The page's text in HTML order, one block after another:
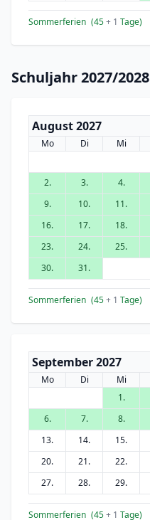
Sommerferien (45+ 1 Tage)
Schuljahr 2027/2028
August 2027
Mo Di Mi
2.
3. 4.
9.
10. 11.
16.
17. 18.
23.
24. 25.
30.
31.
Sommerferien (45+ 1 Tage)
September 2027
Mo Di Mi
1.
6.
7. 8.
13.
14. 15.
20.
21. 22.
27.
28. 29.
Sommerferien (45+ 1 Tage)